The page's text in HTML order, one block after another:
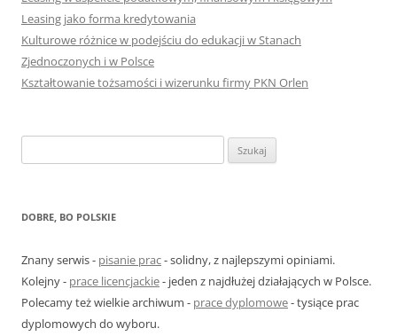
Leasing jako forma kredytowania
Kulturowe różnice w podejściu do edukacji w Stanach
Zjednoczonych i w Polsce
Kształtowanie tożsamości i wizerunku firmy PKN Orlen
z
DOBRE, BO POLSKIE
Znany serwis - pisanie prac- solidny, z najlepszymi opiniami.
Kolejny - prace licencjackie- jeden z najdłużej działających w Polsce.
Polecamy też wielkie archiwum - prace dyplomowe- tysiące prac
dyplomowych do wyboru.